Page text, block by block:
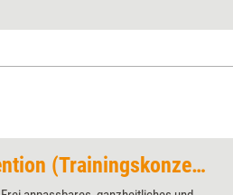
Modell (neun Monate arbeiten,
Was es mit dem Modell auf
Burnout-Prävention (Trainingskonzept)